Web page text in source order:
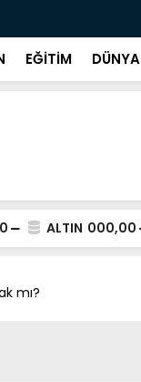
EĞİTİM DÜNYA
ALTIN 000,00
mı?